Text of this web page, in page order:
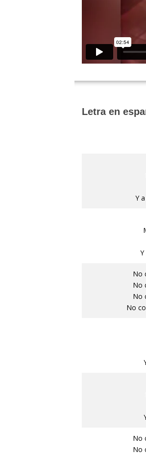
Letra en
Y
No
No
No
No
No
No